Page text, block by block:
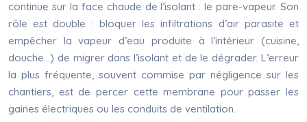
continue sur la face chaude de l’isolant : le pare-vapeur. Son
rôle est double : bloquer les infiltrations d’air parasite et
empêcher la vapeur d’eau produite à l’intérieur (cuisine,
douche…) de migrer dans l’isolant et de le dégrader. L’erreur
la plus fréquente, souvent commise par négligence sur les
chantiers, est de percer cette membrane pour passer les
gaines électriques ou les conduits de ventilation.